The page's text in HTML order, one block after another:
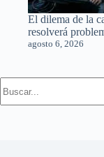
El dilema de la
resolverá
agosto 6, 2026